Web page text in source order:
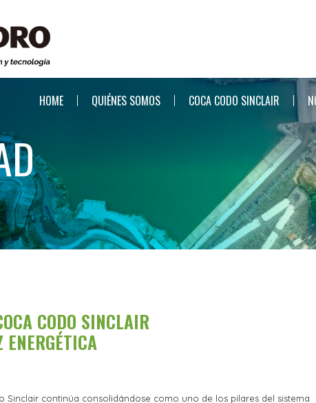
HOME QUIÉNES SOMOS COCA CODO SINCLAIR
CODO SINCLAIR
Sinclair continúa consolidándose como uno de los pilares del sistema